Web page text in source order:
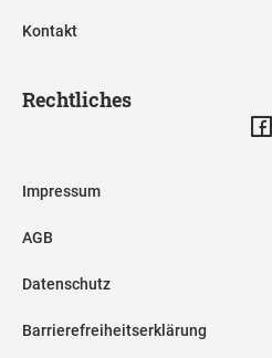
Kontakt
Rechtliches
Impressum
AGB
Datenschutz
Barrierefreiheitserklärung